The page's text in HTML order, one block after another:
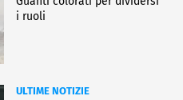
i ruoli
ULTIME NOTIZIE